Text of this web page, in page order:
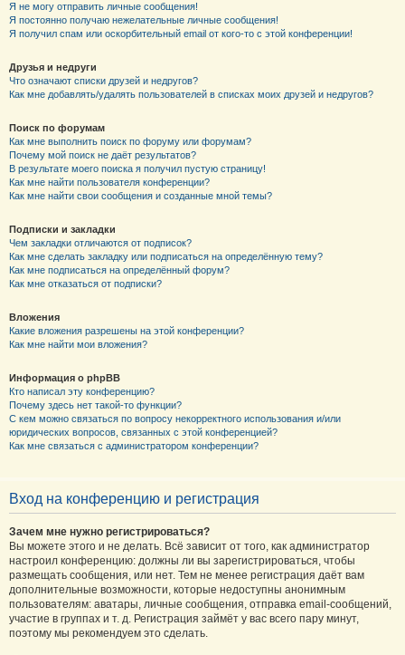
Я не могу отправить личные сообщения!
Я постоянно получаю нежелательные личные сообщения!
Я получил спам или оскорбительный email от кого-то с этой конференции!
Друзья и недруги
Что означают списки друзей и недругов?
Как мне добавлять/удалять пользователей в списках моих друзей и недругов?
Поиск по форумам
Как мне выполнить поиск по форуму или форумам?
Почему мой поиск не даёт результатов?
В результате моего поиска я получил пустую страницу!
Как мне найти пользователя конференции?
Как мне найти свои сообщения и созданные мной темы?
Подписки и закладки
Чем закладки отличаются от подписок?
Как мне сделать закладку или подписаться на определённую тему?
Как мне подписаться на определённый форум?
Как мне отказаться от подписки?
Вложения
Какие вложения разрешены на этой конференции?
Как мне найти мои вложения?
Информация о phpBB
Кто написал эту конференцию?
Почему здесь нет такой-то функции?
С кем можно связаться по вопросу некорректного использования и/или
юридических вопросов, связанных с этой конференцией?
Как мне связаться с администратором конференции?
Вход на конференцию и регистрация
Зачем мне нужно регистрироваться?
Вы можете этого и не делать. Всё зависит от того, как администратор
настроил конференцию: должны ли вы зарегистрироваться, чтобы
размещать сообщения, или нет. Тем не менее регистрация даёт вам
дополнительные возможности, которые недоступны анонимным
пользователям: аватары, личные сообщения, отправка email-сообщений,
участие в группах и т. д. Регистрация займёт у вас всего пару минут,
поэтому мы рекомендуем это сделать.